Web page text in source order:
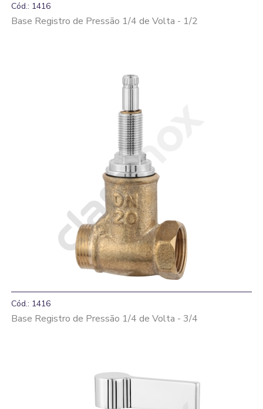
Cód.: 1416
Base Registro de Pressão 1/4 de Volta - 1/2
Cód.: 1416
Base Registro de Pressão 1/4 de Volta - 3/4